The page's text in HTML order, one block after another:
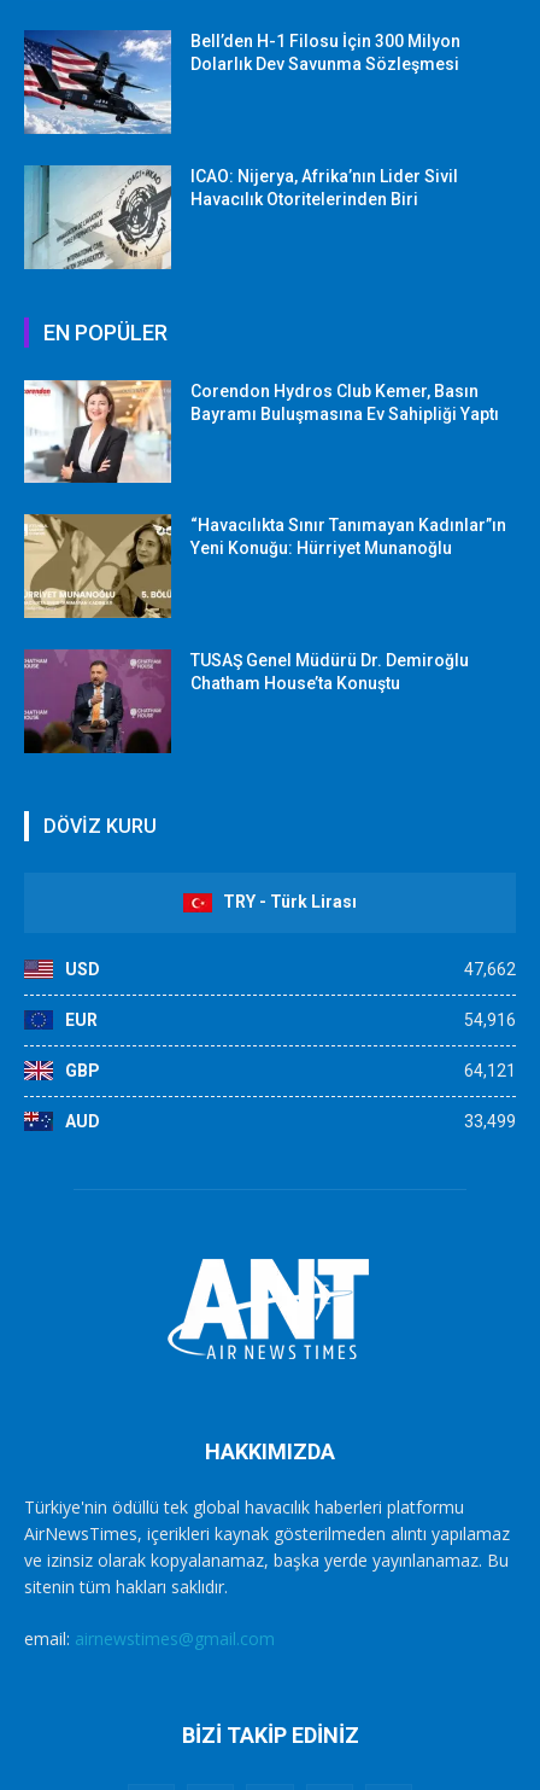
Bell’den H-1 Filosu İçin 300 Milyon
Dolarlık Dev Savunma Sözleşmesi
ICAO: Nijerya, Afrika’nın Lider Sivil
Havacılık Otoritelerinden Biri
EN POPÜLER
Corendon Hydros Club Kemer, Basın
Bayramı Buluşmasına Ev Sahipliği Yaptı
“Havacılıkta Sınır Tanımayan Kadınlar”ın
Yeni Konuğu: Hürriyet Munanoğlu
TUSAŞ Genel Müdürü Dr. Demiroğlu
Chatham House’ta Konuştu
DÖVİZ KURU
TRY - Türk Lirası
USD 47,662
EUR 54,916
GBP 64,121
AUD 33,499
HAKKIMIZDA
Türkiye'nin ödüllü tek global havacılık haberleri platformu
AirNewsTimes, içerikleri kaynak gösterilmeden alıntı yapılamaz
ve izinsiz olarak kopyalanamaz, başka yerde yayınlanamaz. Bu
sitenin tüm hakları saklıdır.
email: airnewstimes@gmail.com
BİZİ TAKİP EDİNİZ